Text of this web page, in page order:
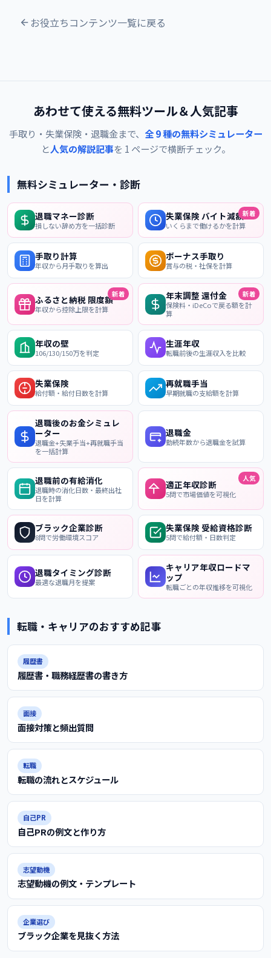
お役立ちコンテンツ一覧に戻る
あわせて使える無料ツール＆人気記事
手取り・失業保険・退職金まで、 全 9 種の無料シミュレーター
と人気の解説記事を 1 ページで横断チェック。
無料シミュレーター・診断
退職マネー診断
損しない辞め方を一括診断
失業保険 バイト減額
いくらまで働けるかを計算
新着
手取り計算
年収から月手取りを算出
ボーナス手取り
賞与の税・社保を計算
ふるさと納税 限度額
年収から控除上限を計算
新着 年末調整 還付金
保険料・iDeCoで戻る額を計
算
新着
年収の壁
106/130/150万を判定
生涯年収
転職前後の生涯収入を比較
失業保険
給付額・給付日数を計算
再就職手当
早期就職の支給額を計算
退職後のお金シミュレ
ーター
退職金+失業手当+再就職手当
を一括計算
退職金
勤続年数から退職金を試算
退職前の有給消化
退職時の消化日数・最終出社
日を計算
適正年収診断
5問で市場価値を可視化
人気
ブラック企業診断
8問で労働環境スコア
失業保険 受給資格診断
5問で給付額・日数判定
退職タイミング診断
最適な退職月を提案
キャリア年収ロードマ
ップ
転職ごとの年収推移を可視化
転職・キャリアのおすすめ記事
履歴書
履歴書・職務経歴書の書き方
面接
面接対策と頻出質問
転職
転職の流れとスケジュール
自己PR
自己PRの例文と作り方
志望動機
志望動機の例文・テンプレート
企業選び
ブラック企業を見抜く方法